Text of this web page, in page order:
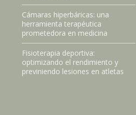
Cámaras hiperbáricas: una
herramienta terapéutica
prometedora en medicina
Fisioterapia deportiva:
optimizando el rendimiento y
previniendo lesiones en atletas